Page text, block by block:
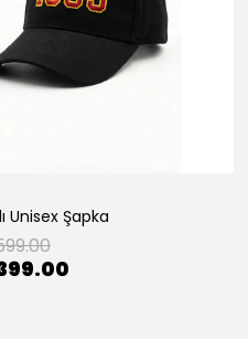
Unisex Şapka